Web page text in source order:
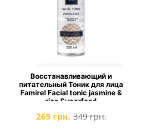
Восстанавливающий и
питательный Тоник для лица
Famirel Facial tonic jasmine &
rice Superfood
269 грн. 349 грн.